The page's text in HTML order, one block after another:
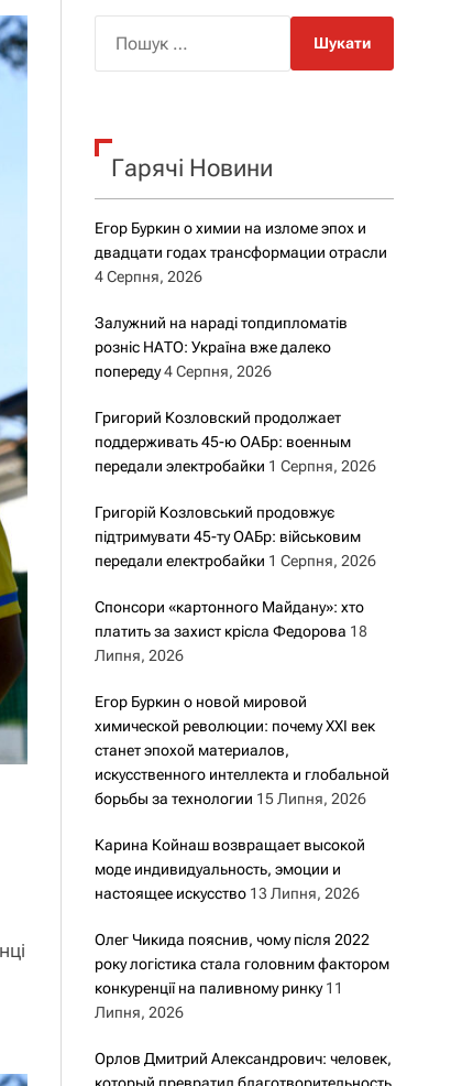
о
у
к
Гарячі Новини
Егор Буркин о химии на изломе эпох и
двадцати годах трансформации отрасли
4 Серпня, 2026
Залужний на нараді топдипломатів
розніс НАТО: Україна вже далеко
попереду 4 Серпня, 2026
Григорий Козловский продолжает
поддерживать 45-ю ОАБр: военным
передали электробайки 1 Серпня, 2026
Григорій Козловський продовжує
підтримувати 45-ту ОАБр: військовим
передали електробайки 1 Серпня, 2026
Спонсори «картонного Майдану»: хто
платить за захист крісла Федорова 18
Липня, 2026
Егор Буркин о новой мировой
химической революции: почему XXI век
станет эпохой материалов,
искусственного интеллекта и глобальной
борьбы за технологии 15 Липня, 2026
Карина Койнаш возвращает высокой
моде индивидуальность, эмоции и
настоящее искусство 13 Липня, 2026
Олег Чикида пояснив, чому після 2022
року логістика стала головним фактором
конкуренції на паливному ринку 11
Липня, 2026
Орлов Дмитрий Александрович: человек,